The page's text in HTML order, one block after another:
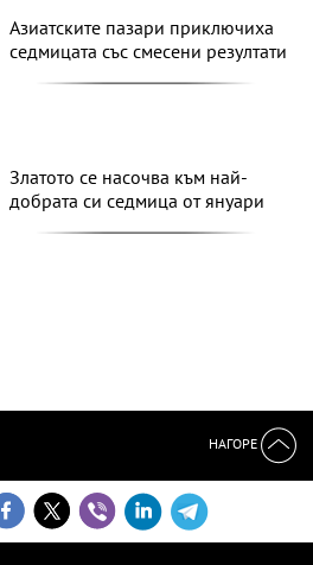
Азиатските пазари приключиха
седмицата със смесени резултати
Златото се насочва към най-
добрата си седмица от януари
НАГОРЕ